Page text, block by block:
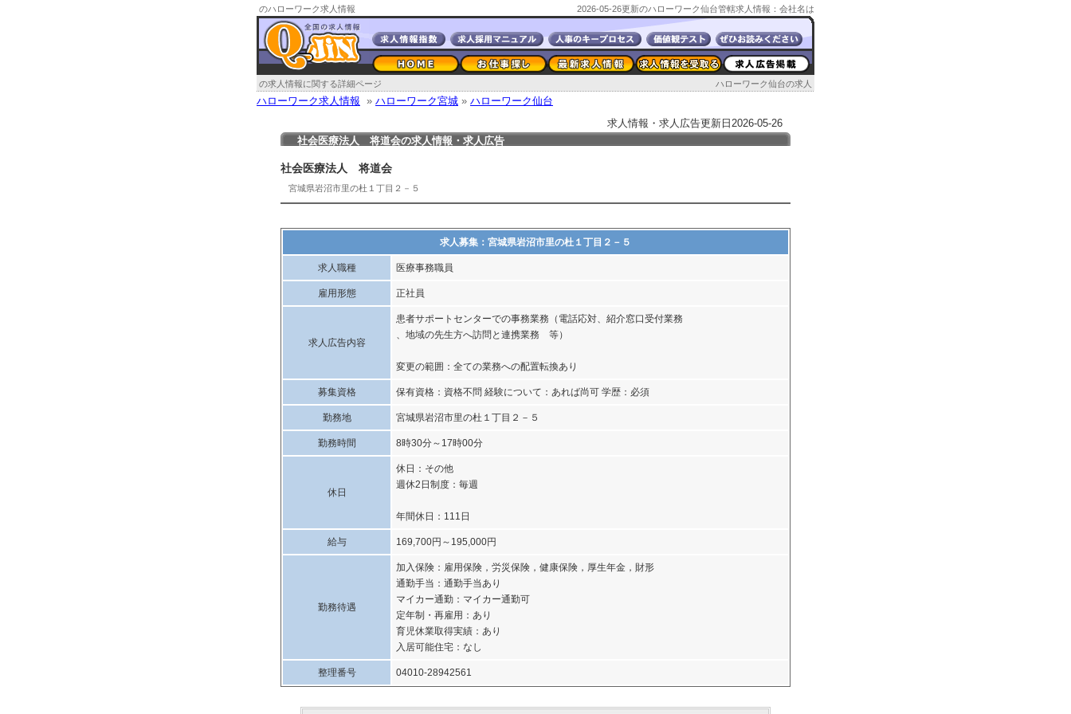
のハローワーク求人情報 2026-05-26更新のハローワーク仙台管轄求人情報：会社名は
ハローワーク仙台の求人
の求人情報に関する詳細ページ
ハローワーク求人情報 » ハローワーク宮城 » ハローワーク仙台
求人情報・求人広告更新日2026-05-26
社会医療法人 将道会の求人情報・求人広告
社会医療法人 将道会
宮城県岩沼市里の杜１丁目２－５
求人募集：宮城県岩沼市里の杜１丁目２－５
求人職種 医療事務職員
雇用形態 正社員
求人広告内容
患者サポートセンターでの事務業務（電話応対、紹介窓口受付業務
、地域の先生方へ訪問と連携業務 等）
変更の範囲：全ての業務への配置転換あり
募集資格 保有資格：資格不問 経験について：あれば尚可 学歴：必須
勤務地 宮城県岩沼市里の杜１丁目２－５
勤務時間 8時30分～17時00分
休日
休日：その他
週休2日制度：毎週
年間休日：111日
給与 169,700円～195,000円
勤務待遇
加入保険：雇用保険，労災保険，健康保険，厚生年金，財形
通勤手当：通勤手当あり
マイカー通勤：マイカー通勤可
定年制・再雇用：あり
育児休業取得実績：あり
入居可能住宅：なし
整理番号 04010-28942561